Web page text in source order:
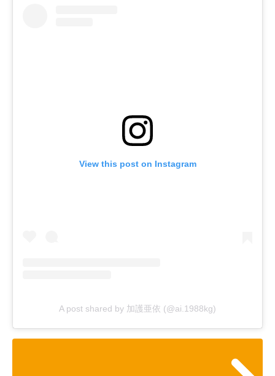
View this post on Instagram
A post shared by 加護亜依 (@ai.1988kg)